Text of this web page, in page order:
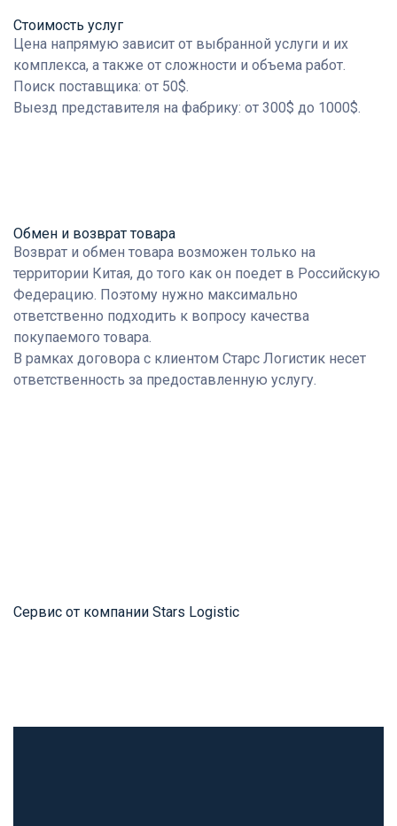
Стоимость услуг
Цена напрямую зависит от выбранной услуги и их
комплекса, а также от сложности и объема работ.
Поиск поставщика: от 50$.
Выезд представителя на фабрику: от 300$ до 1000$.
Обмен и возврат товара
Возврат и обмен товара возможен только на
территории Китая, до того как он поедет в Российскую
Федерацию. Поэтому нужно максимально
ответственно подходить к вопросу качества
покупаемого товара.
В рамках договора с клиентом Старс Логистик несет
ответственность за предоставленную услугу.
Сервис от компании Stars Logistic